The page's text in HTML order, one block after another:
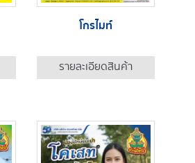
โกรไมท์
รายละเอียดสินค้า